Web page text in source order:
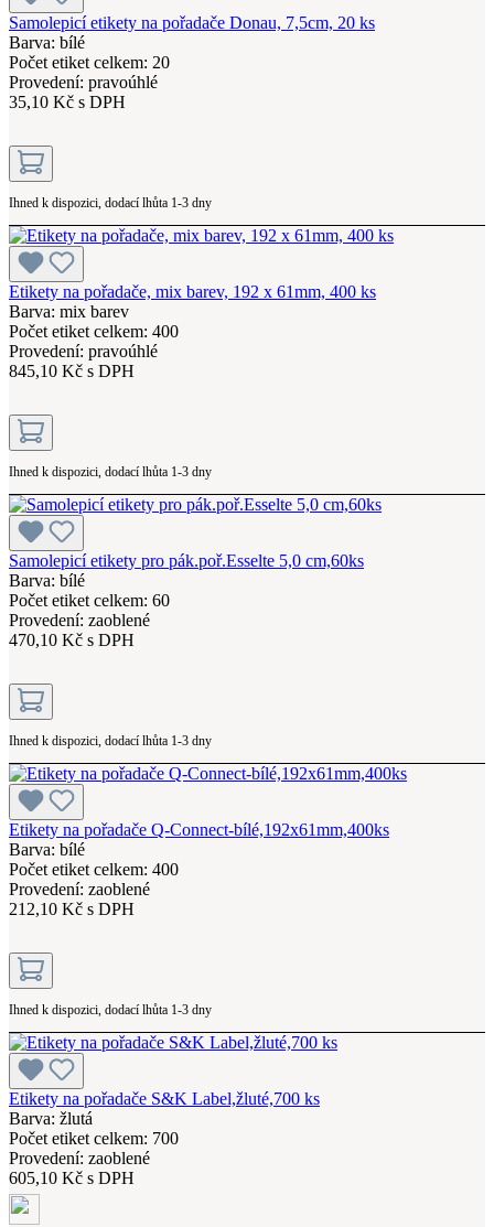
Samolepicí etikety na pořadače Donau, 7,5cm, 20 ks
Barva: bílé
Počet etiket celkem: 20
Provedení: pravoúhlé
35,10 Kč s DPH
Ihned k dispozici, dodací lhůta 1-3 dny
Etikety na pořadače, mix barev, 192 x 61mm, 400 ks
Barva: mix barev
Počet etiket celkem: 400
Provedení: pravoúhlé
845,10 Kč s DPH
Ihned k dispozici, dodací lhůta 1-3 dny
Samolepicí etikety pro pák.poř.Esselte 5,0 cm,60ks
Barva: bílé
Počet etiket celkem: 60
Provedení: zaoblené
470,10 Kč s DPH
Ihned k dispozici, dodací lhůta 1-3 dny
Etikety na pořadače Q-Connect-bílé,192x61mm,400ks
Barva: bílé
Počet etiket celkem: 400
Provedení: zaoblené
212,10 Kč s DPH
Ihned k dispozici, dodací lhůta 1-3 dny
Etikety na pořadače S&K Label,žluté,700 ks
Barva: žlutá
Počet etiket celkem: 700
Provedení: zaoblené
605,10 Kč s DPH